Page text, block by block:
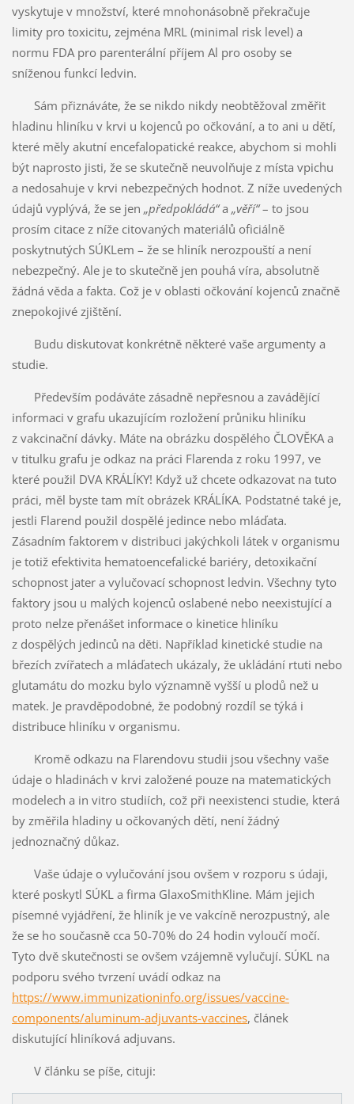
vyskytuje v množství, které mnohonásobně překračuje
limity pro toxicitu, zejména MRL (minimal risk level) a
normu FDA pro parenterální příjem Al pro osoby se
sníženou funkcí ledvin.
Sám přiznáváte, že se nikdo nikdy neobtěžoval změřit
hladinu hliníku v krvi u kojenců po očkování, a to ani u dětí,
které měly akutní encefalopatické reakce, abychom si mohli
být naprosto jisti, že se skutečně neuvolňuje z místa vpichu
a nedosahuje v krvi nebezpečných hodnot. Z níže uvedených
údajů vyplývá, že se jen „předpokládá“a „věří“– to jsou
prosím citace z níže citovaných materiálů oficiálně
poskytnutých SÚKLem – že se hliník nerozpouští a není
nebezpečný. Ale je to skutečně jen pouhá víra, absolutně
žádná věda a fakta. Což je v oblasti očkování kojenců značně
znepokojivé zjištění.
Budu diskutovat konkrétně některé vaše argumenty a
studie.
Především podáváte zásadně nepřesnou a zavádějící
informaci v grafu ukazujícím rozložení průniku hliníku
z vakcinační dávky. Máte na obrázku dospělého ČLOVĚKA a
v titulku grafu je odkaz na práci Flarenda z roku 1997, ve
které použil DVA KRÁLÍKY! Když už chcete odkazovat na tuto
práci, měl byste tam mít obrázek KRÁLÍKA. Podstatné také je,
jestli Flarend použil dospělé jedince nebo mláďata.
Zásadním faktorem v distribuci jakýchkoli látek v organismu
je totiž efektivita hematoencefalické bariéry, detoxikační
schopnost jater a vylučovací schopnost ledvin. Všechny tyto
faktory jsou u malých kojenců oslabené nebo neexistující a
proto nelze přenášet informace o kinetice hliníku
z dospělých jedinců na děti. Například kinetické studie na
březích zvířatech a mláďatech ukázaly, že ukládání rtuti nebo
glutamátu do mozku bylo významně vyšší u plodů než u
matek. Je pravděpodobné, že podobný rozdíl se týká i
distribuce hliníku v organismu.
Kromě odkazu na Flarendovu studii jsou všechny vaše
údaje o hladinách v krvi založené pouze na matematických
modelech a in vitro studiích, což při neexistenci studie, která
by změřila hladiny u očkovaných dětí, není žádný
jednoznačný důkaz.
Vaše údaje o vylučování jsou ovšem v rozporu s údaji,
které poskytl SÚKL a firma GlaxoSmithKline. Mám jejich
písemné vyjádření, že hliník je ve vakcíně nerozpustný, ale
že se ho současně cca 50-70% do 24 hodin vyloučí močí.
Tyto dvě skutečnosti se ovšem vzájemně vylučují. SÚKL na
podporu svého tvrzení uvádí odkaz na
https://www.immunizationinfo.org/issues/vaccine-
components/aluminum-adjuvants-vaccines, článek
diskutující hliníková adjuvans.
V článku se píše, cituji: